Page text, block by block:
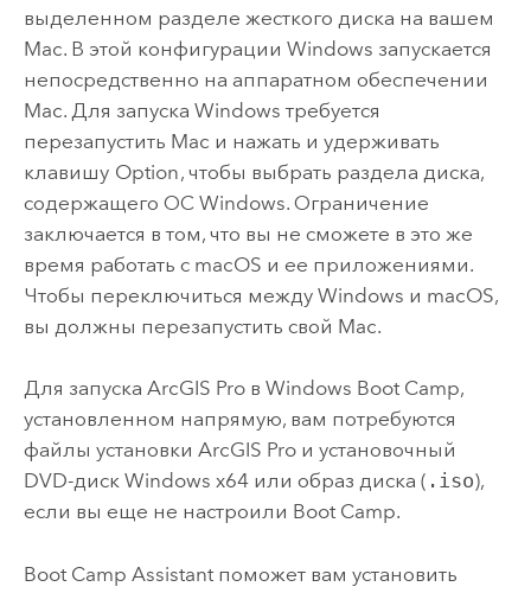
выделенном разделе жесткого диска на вашем
Mac. В этой конфигурации Windows запускается
непосредственно на аппаратном обеспечении
Mac. Для запуска Windows требуется
перезапустить Mac и нажать и удерживать
клавишу Option, чтобы выбрать раздела диска,
содержащего ОС Windows. Ограничение
заключается в том, что вы не сможете в это же
время работать с macOS и ее приложениями.
Чтобы переключиться между Windows и macOS,
вы должны перезапустить свой Mac.
Для запуска ArcGIS Proв Windows Boot Camp,
установленном напрямую, вам потребуются
файлы установки ArcGIS Proи установочный
DVD-диск Windows x64 или образ диска ( .iso),
если вы еще не настроили Boot Camp.
Boot Camp Assistant поможет вам установить